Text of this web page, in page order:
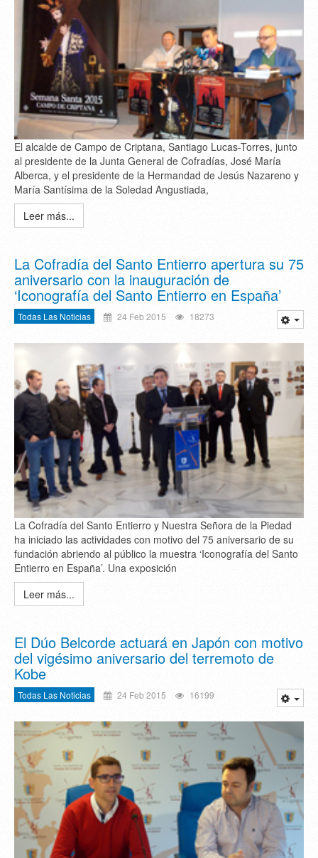
El alcalde de Campo de Criptana, Santiago Lucas-Torres, junto
al presidente de la Junta General de Cofradías, José María
Alberca, y el presidente de la Hermandad de Jesús Nazareno y
María Santísima de la Soledad Angustiada,
Leer más...
La Cofradía del Santo Entierro apertura su 75
aniversario con la inauguración de
‘Iconografía del Santo Entierro en España’
Todas Las Noticias 24 Feb 2015 18273
La Cofradía del Santo Entierro y Nuestra Señora de la Piedad
ha iniciado las actividades con motivo del 75 aniversario de su
fundación abriendo al público la muestra ‘Iconografía del Santo
Entierro en España’. Una exposición
Leer más...
El Dúo Belcorde actuará en Japón con motivo
del vigésimo aniversario del terremoto de
Kobe
Todas Las Noticias 24 Feb 2015 16199